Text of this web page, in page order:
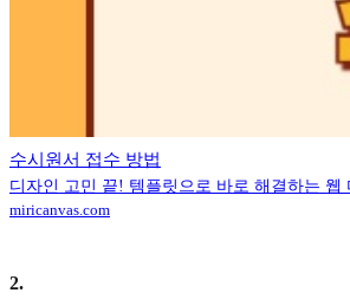
수시원서 접수 방법
디자인 고민 끝! 템플릿으로 바로 해결하는 웹
miricanvas.com
2.